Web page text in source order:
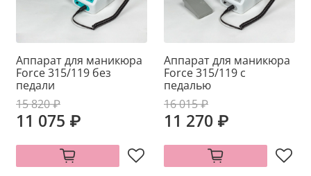
Аппарат для маникюра
Force 315/119 без
педали
15 820 ₽
11 075 ₽
Аппарат для маникюра
Force 315/119 с
педалью
16 015 ₽
11 270 ₽